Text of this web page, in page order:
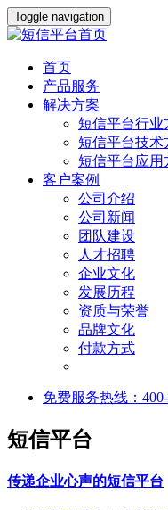
Toggle navigation
首页
产品服务
解决方案
短信平台行业
短信平台技术
短信平台应用
客户案例
公司介绍
公司新闻
团队建设
人才招聘
企业文化
发展历程
资质与荣誉
品牌文化
付款方式
免费服务热线：
短信平台
传递企业心声的短信平台